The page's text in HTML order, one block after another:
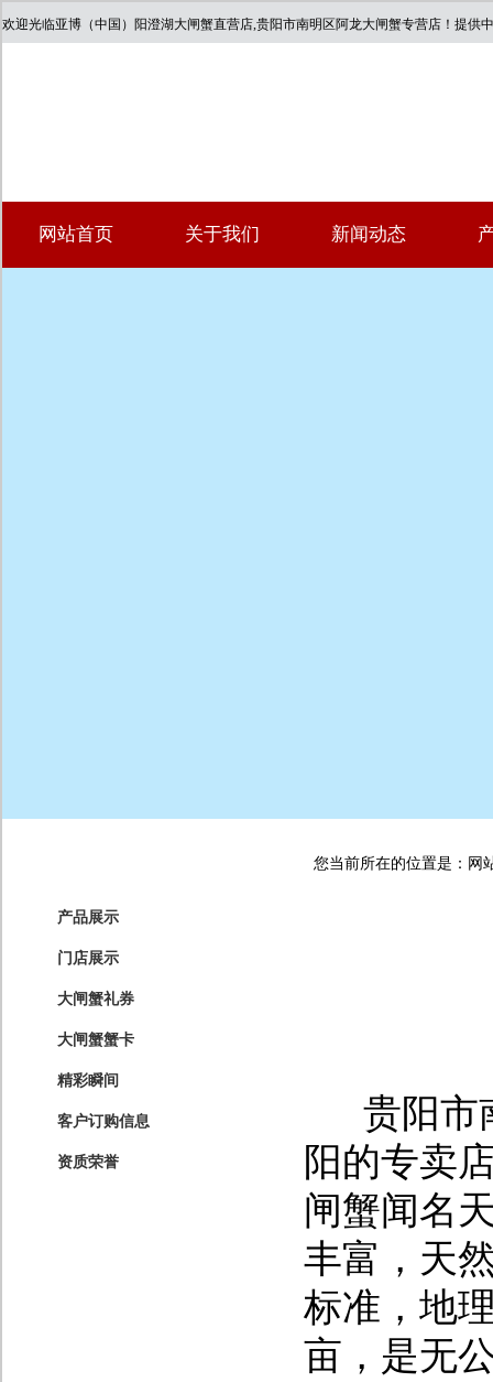
欢迎光临亚博（中国）阳澄湖大闸蟹直营店,贵阳市南明区阿龙大闸蟹专营店！提供
网站首页 关于我们 新闻动态
产品展示
门店展示
大闸蟹礼券
大闸蟹蟹卡
精彩瞬间
客户订购信息
资质荣誉
您当前所在的位置是：网
贵阳市
阳的专卖
闸蟹闻名
丰富，天
标准，地
亩，是无